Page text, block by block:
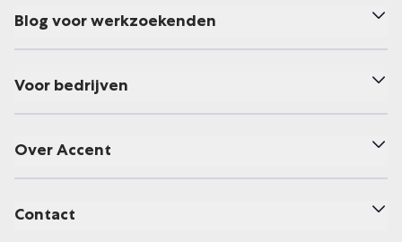
Blog voor werkzoekenden
Voor bedrijven
Over Accent
Contact